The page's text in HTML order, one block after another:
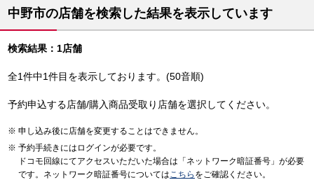
中野市の店舗を検索した結果を表示しています
検索結果：1店舗
全1件中1件目を表示しております。(50音順)
予約申込する店舗/購入商品受取り店舗を選択してください。
申し込み後に店舗を変更することはできません。
予約手続きにはログインが必要です。
ドコモ回線にてアクセスいただいた場合は「ネットワーク暗証番号」が必要
です。ネットワーク暗証番号についてはこちら をご確認ください。